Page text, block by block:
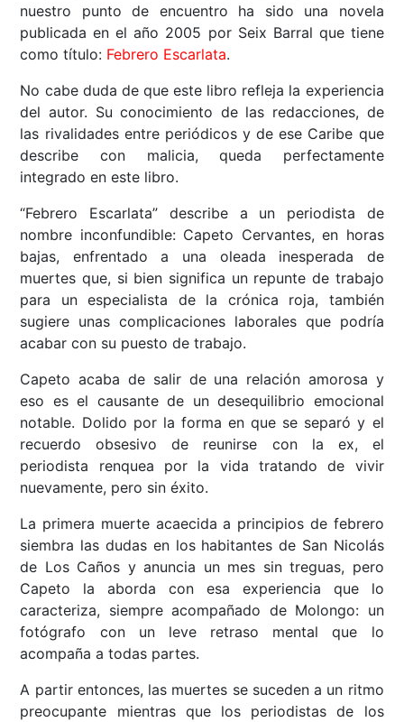
nuestro punto de encuentro ha sido una novela
publicada en el año 2005 por Seix Barral que tiene
como título: Febrero Escarlata.
No cabe duda de que este libro refleja la experiencia
del autor. Su conocimiento de las redacciones, de
las rivalidades entre periódicos y de ese Caribe que
describe con malicia, queda perfectamente
integrado en este libro.
“Febrero Escarlata” describe a un periodista de
nombre inconfundible: Capeto Cervantes, en horas
bajas, enfrentado a una oleada inesperada de
muertes que, si bien significa un repunte de trabajo
para un especialista de la crónica roja, también
sugiere unas complicaciones laborales que podría
acabar con su puesto de trabajo.
Capeto acaba de salir de una relación amorosa y
eso es el causante de un desequilibrio emocional
notable. Dolido por la forma en que se separó y el
recuerdo obsesivo de reunirse con la ex, el
periodista renquea por la vida tratando de vivir
nuevamente, pero sin éxito.
La primera muerte acaecida a principios de febrero
siembra las dudas en los habitantes de San Nicolás
de Los Caños y anuncia un mes sin treguas, pero
Capeto la aborda con esa experiencia que lo
caracteriza, siempre acompañado de Molongo: un
fotógrafo con un leve retraso mental que lo
acompaña a todas partes.
A partir entonces, las muertes se suceden a un ritmo
preocupante mientras que los periodistas de los